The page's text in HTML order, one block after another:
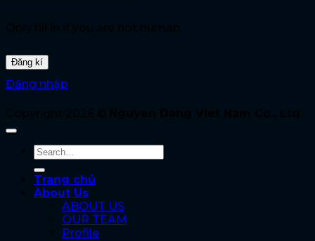
Đăng nhập
Trang chủ
About Us
ABOUT US
OUR TEAM
Profile